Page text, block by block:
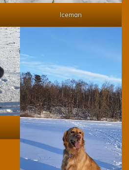
Iceman